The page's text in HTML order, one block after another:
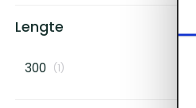
Lengte
300 (1)